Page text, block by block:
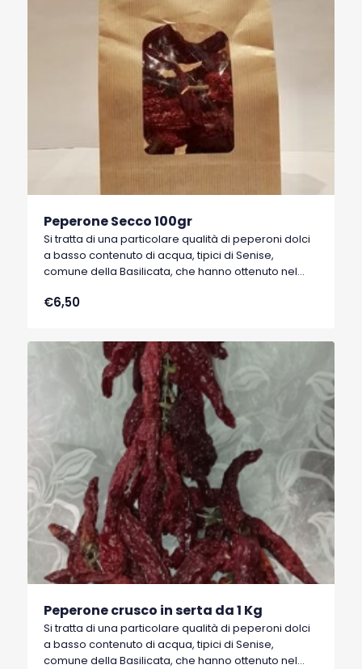
Peperone Secco 100gr
Si tratta di una particolare qualità di peperoni dolci
a basso contenuto di acqua, tipici di Senise,
comune della Basilicata, che hanno ottenuto nel
Protetta).
€6,50
Peperone crusco in serta da 1 Kg
Si tratta di una particolare qualità di peperoni dolci
a basso contenuto di acqua, tipici di Senise,
comune della Basilicata, che hanno ottenuto nel